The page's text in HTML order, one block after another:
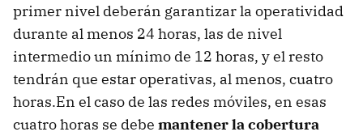
primer nivel deberán garantizar la operatividad
durante al menos 24 horas, las de nivel
intermedio un mínimo de 12 horas, y el resto
tendrán que estar operativas, al menos, cuatro
horas.En el caso de las redes móviles, en esas
cuatro horas se debe mantener la cobertura